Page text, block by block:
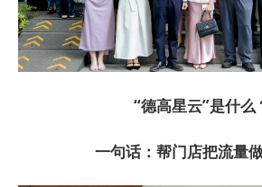
“德高星云”是什么
一句话：帮门店把流量做